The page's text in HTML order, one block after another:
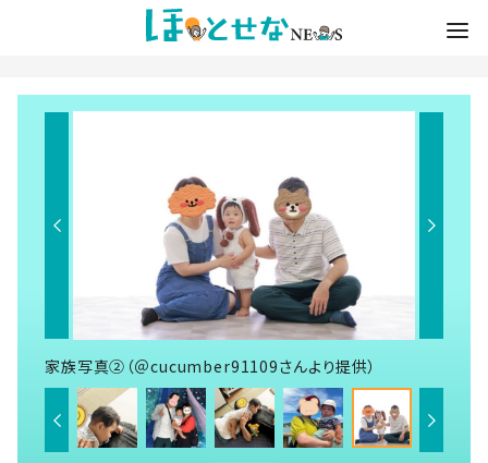
家族写真②（＠cucumber91109さんより提供）